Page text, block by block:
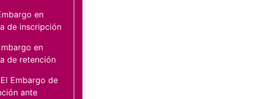
en
de inscripción
en
de retención
El Embargo de
ante